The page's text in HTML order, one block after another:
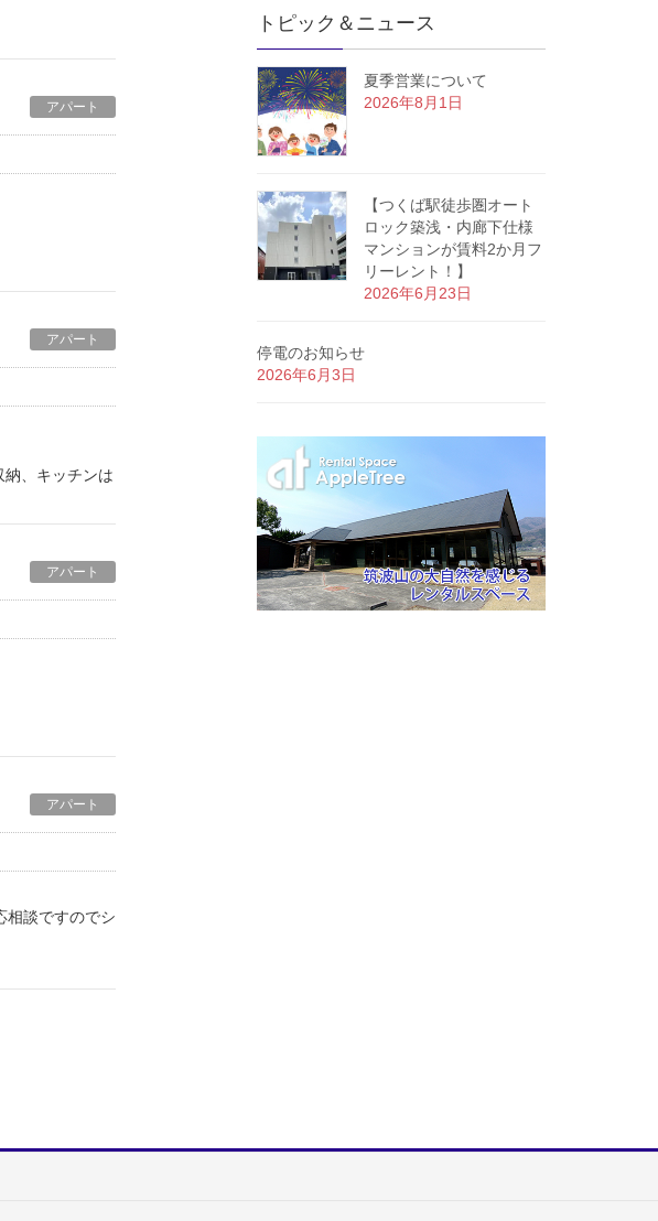
アパート
アパート
、キッチンは
アパート
アパート
相談ですのでシ
トピック＆ニュース
夏季営業について
2026年8月1日
【つくば駅徒歩圏オート
ロック築浅・内廊下仕様
マンションが賃料2か月フ
リーレント！】
2026年6月23日
停電のお知らせ
2026年6月3日